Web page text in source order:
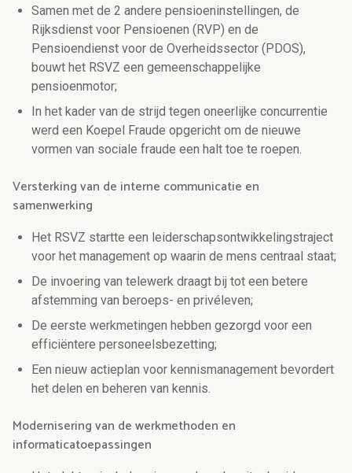
Samen met de 2 andere pensioeninstellingen, de
Rijksdienst voor Pensioenen (RVP) en de
Pensioendienst voor de Overheidssector (PDOS),
bouwt het RSVZ een gemeenschappelijke
pensioenmotor;
In het kader van de strijd tegen oneerlijke concurrentie
werd een Koepel Fraude opgericht om de nieuwe
vormen van sociale fraude een halt toe te roepen.
Versterking van de interne communicatie en
samenwerking
Het RSVZ startte een leiderschapsontwikkelingstraject
voor het management op waarin de mens centraal staat;
De invoering van telewerk draagt bij tot een betere
afstemming van beroeps- en privéleven;
De eerste werkmetingen hebben gezorgd voor een
efficiëntere personeelsbezetting;
Een nieuw actieplan voor kennismanagement bevordert
het delen en beheren van kennis.
Modernisering van de werkmethoden en
informaticatoepassingen